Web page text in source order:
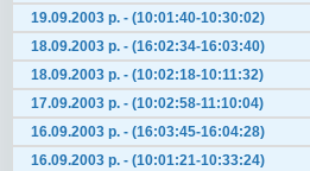
19.09.2003 р. - (10:01:40-10:30:02)
18.09.2003 р. - (16:02:34-16:03:40)
18.09.2003 р. - (10:02:18-10:11:32)
17.09.2003 р. - (10:02:58-11:10:04)
16.09.2003 р. - (16:03:45-16:04:28)
16.09.2003 р. - (10:01:21-10:33:24)